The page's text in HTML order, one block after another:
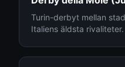
Turin-derbyt mellan
Italiens äldsta